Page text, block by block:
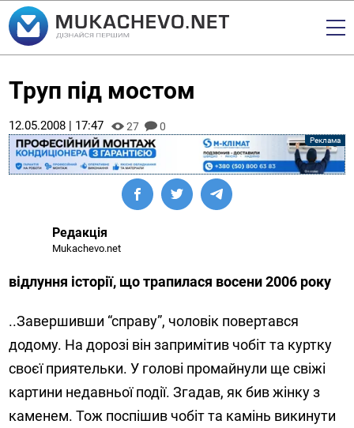
Труп під мостом
12.05.2008 | 17:47 27 0
Редакція
Mukachevo.net
відлуння історії, що трапилася восени 2006 року
..Завершивши “справу”, чоловік повертався
додому. На дорозі він запримітив чобіт та куртку
своєї приятельки. У голові промайнули ще свіжі
картини недавньої події. Згадав, як бив жінку з
каменем. Тож поспішив чобіт та камінь викинути